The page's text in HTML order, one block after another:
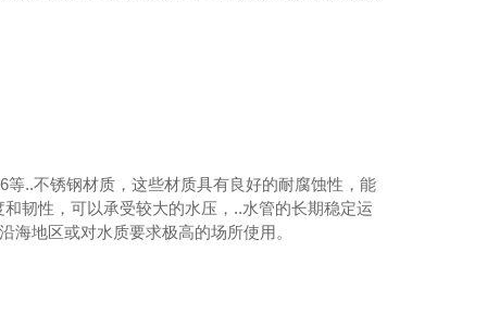
..不锈钢材质，这些材质具有良好的耐腐蚀性，能
韧性，可以承受较大的水压，..水管的长期稳定运
海地区或对水质要求极高的场所使用。